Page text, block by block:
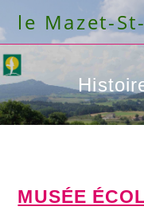
to
content
le Mazet-
MUSÉE